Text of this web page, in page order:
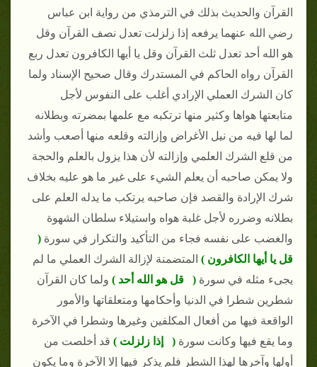
القرآن والحديث بذلك في الترمذي من رواية ابن عباس
رضي الله عنهما يرفعه إذا زلزلت تعدل نصف القرآن وقل
هو الله أحد تعدل ثلث القرآن وقل يا أيها الكافرون تعدل ربع
القرآن رواه الحاكم في المستدرك وقال صحيح الإسناد ولما
كان الشرك العملي الإرادي أغلب على النفوس لأجل
متابعتها هواها وكثير منها ترتكبه مع علمها بمضرته وبطلانه
لما لها فيه من نيل الأغراض وإزالته وقلعه منها أصعب وأشد
من قلع الشرك العلمي وإزالته لأن هذا يزول بالعلم والحجة
ولا يمكن صاحبه أن يعلم الشيء على غير ما هو عليه بخلاف
شرك الإرادة والقصد فإن صاحبه يرتكب ما يدله العلم على
بطلانه وضرره لأجل غلبة هواه واستيلاء سلطان الشهوة
والغضب على نفسه فجاء من التأكيد والتكرار في سورة (
قل يا أيها الكافرون ) المتضمنة لإزالة الشرك العملي ما لم
يجىء مثله في سورة ( قل هو الله أحد ) ولما كان القرآن
شطرين شطرا في الدنيا وأحكامها ومتعلقاتها والأمور
الواقعة فيها من أفعال المكلفين وغيرها وشطرا في الآخرة
وما يقع فيها وكانت سورة ( إذا زلزلت ) قد أخلصت من
أولها وآخرها لهذا الشطر فلم يذكر فيها إلا الآخرة وما يكون